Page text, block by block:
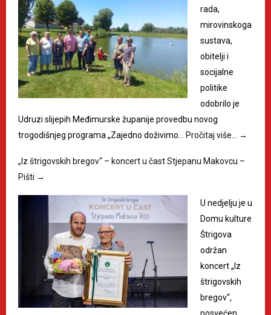
rada,
mirovinskoga
sustava,
obitelji i
socijalne
politike
odobrilo je
Udruzi slijepih Međimurske županije provedbu novog
trogodišnjeg programa „Zajedno doživimo…
Pročitaj više… →
„Iz štrigovskih bregov“ – koncert u čast Stjepanu Makovcu –
Pišti →
U nedjelju je u
Domu kulture
Štrigova
održan
koncert „Iz
štrigovskih
bregov“,
posvećen